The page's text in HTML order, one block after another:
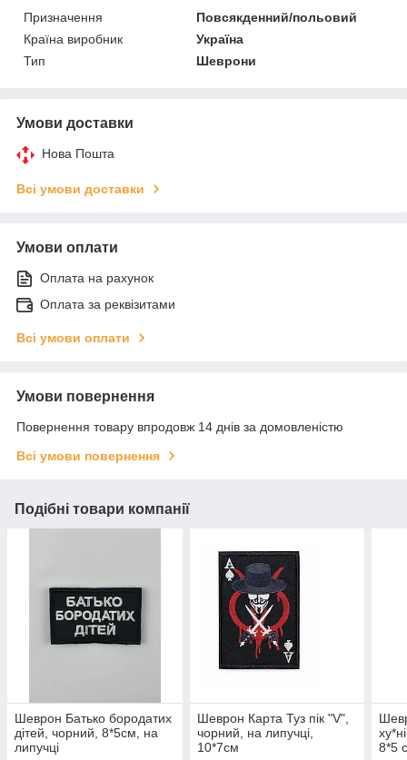
Призначення
Повсякденний/польовий
Країна виробник
Україна
Тип
Шеврони
Умови доставки
Нова Пошта
Всі умови доставки
Умови оплати
Оплата на рахунок
Оплата за реквізитами
Всі умови оплати
Умови повернення
Повернення товару впродовж 14 днів за домовленістю
Всі умови повернення
Подібні товари компанії
Шеврон Батько бородатих
дітей, чорний, 8*5см, на
липучці
Шеврон Карта Туз пік "V",
чорний, на липучці,
10*7см
8*5